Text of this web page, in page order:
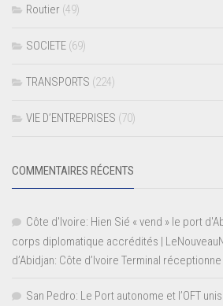
Routier (49)
SOCIETE (69)
TRANSPORTS (224)
VIE D’ENTREPRISES (70)
COMMENTAIRES RÉCENTS
Côte d'Ivoire: Hien Sié « vend » le port
corps diplomatique accrédités |
d’Abidjan: Côte d’Ivoire Terminal
San Pedro: Le Port autonome et l’OFT